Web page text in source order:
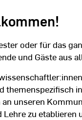
oder für das
und Gäste aus
themenspezifisch
unseren
zu etablieren